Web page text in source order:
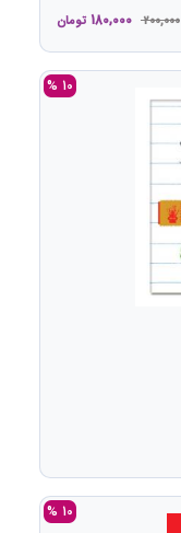
200,000
180,000 تومان
10 %
10 %